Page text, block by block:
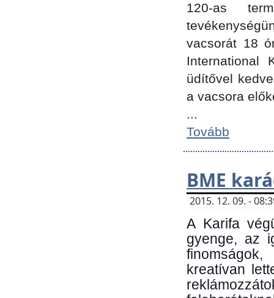
120-as
vacsorát 18
International
üdítővel
a vacsora
...
Tovább
BME
2015. 12. 09. -
A Karifa
gyenge, az
kreatívan